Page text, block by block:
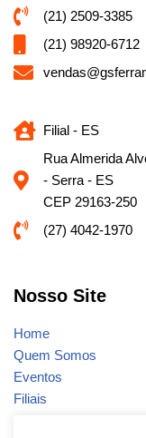
(21) 2509-3385
(21) 98920-6712
Filial - ES
Rua Almerida
- Serra - ES
CEP 29163-250
(27) 4042-1970
Nosso Site
Home
Quem Somos
Eventos
Filiais